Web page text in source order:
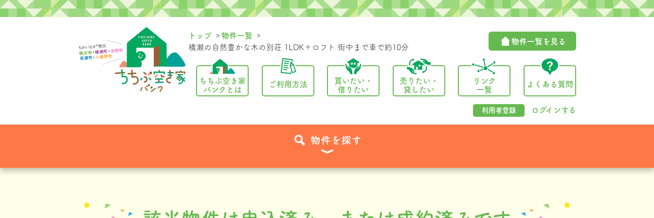
トップ > 物件一覧
>
横瀬の自然豊かな木の別荘 1LDK＋ロフト 街中まで車で約10分
物件一覧を見る
ちちぶ空き家
バンクとは
ご利用方法
買いたい・
借りたい
売りたい・
貸したい
リンク
一覧
よくある質問
利用者登録 ログインする
物件を探す